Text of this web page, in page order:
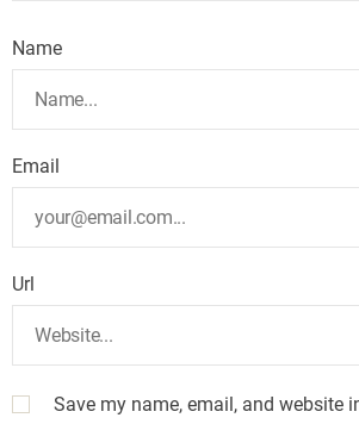
Name
Email
Url
Save my name, email, and website